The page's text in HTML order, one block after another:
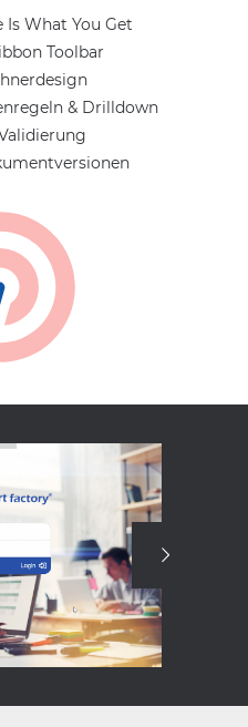
Is What You Get
Toolbar
& Drilldown